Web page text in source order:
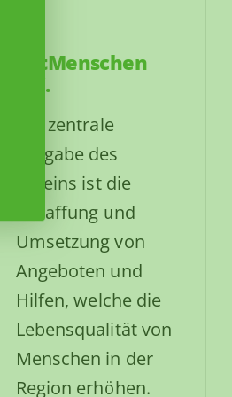
MitMenschen
e.V.
Die zentrale
Aufgabe des
Vereins ist die
Schaffung und
Umsetzung von
Angeboten und
Hilfen, welche die
Lebensqualität von
Menschen in der
Region erhöhen.